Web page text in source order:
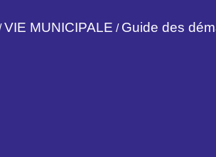
VIE MUNICIPALE / Guide des